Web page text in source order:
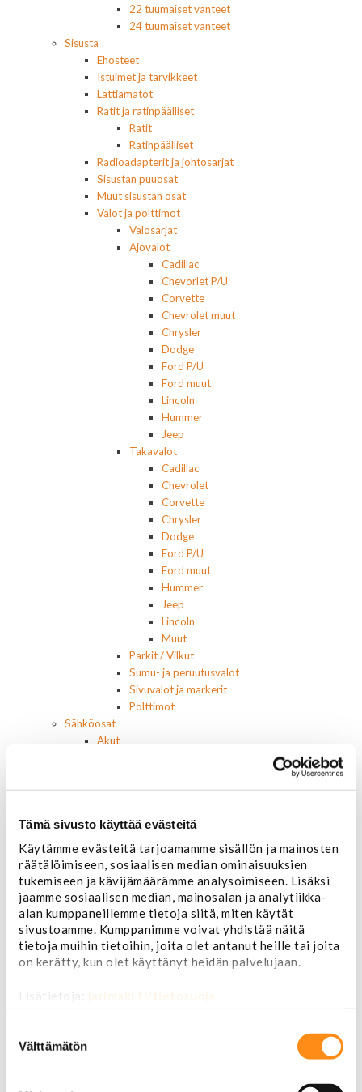
Tämä sivusto käyttää evästeitä
Käytämme evästeitä tarjoamamme sisällön ja mainosten
räätälöimiseen, sosiaalisen median ominaisuuksien
tukemiseen ja kävijämäärämme analysoimiseen. Lisäksi
jaamme sosiaalisen median, mainosalan ja analytiikka-
alan kumppaneillemme tietoja siitä, miten käytät
sivustoamme. Kumppanimme voivat yhdistää näitä
tietoja muihin tietoihin, joita olet antanut heille tai joita
on kerätty, kun olet käyttänyt heidän palvelujaan.
Lisätietoja: jarimaki.fi/tietosuoja
valinta
Välttämätön
22 tuumaiset vanteet
24 tuumaiset vanteet
Sisusta
Ehosteet
Istuimet ja tarvikkeet
Lattiamatot
Ratit ja ratinpäälliset
Ratit
Ratinpäälliset
Radioadapterit ja johtosarjat
Sisustan puuosat
Muut sisustan osat
Valot ja polttimot
Valosarjat
Ajovalot
Cadillac
Chevorlet P/U
Corvette
Chevrolet muut
Chrysler
Dodge
Ford P/U
Ford muut
Lincoln
Hummer
Jeep
Takavalot
Cadillac
Chevrolet
Corvette
Chrysler
Dodge
Ford P/U
Ford muut
Hummer
Jeep
Lincoln
Muut
Parkit / Vilkut
Sumu- ja peruutusvalot
Sivuvalot ja markerit
Polttimot
Sähköosat
Akut
Laturit
Lämmitys ja ilmastointi
Etuvastukset
Kennot
Kompressorit ja osat
Käyttöpaneelit / kytkimet
Moottorit
Ilmastoinnin osat
Muut
Ohjainlaitteet
Starttimoottorit
Starttimoottorin osat